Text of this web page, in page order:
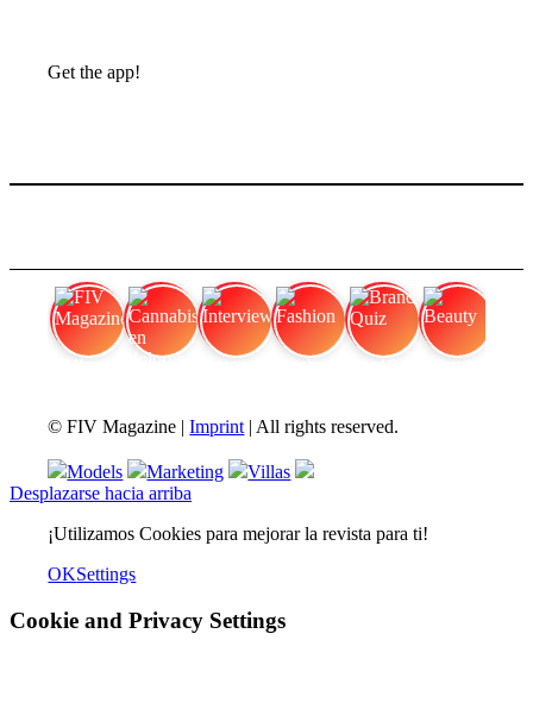
Get the app!
© FIV Magazine |Imprint| All rights reserved.
Models Marketing
Villas
Desplazarse hacia arriba
¡Utilizamos Cookies para mejorar la revista para ti!
OKSettings
Cookie and Privacy Settings